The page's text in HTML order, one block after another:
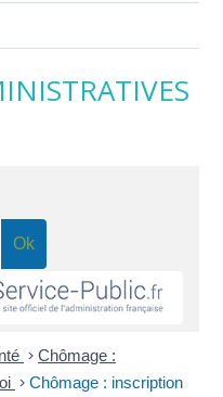
> Chômage :
> Chômage : inscription